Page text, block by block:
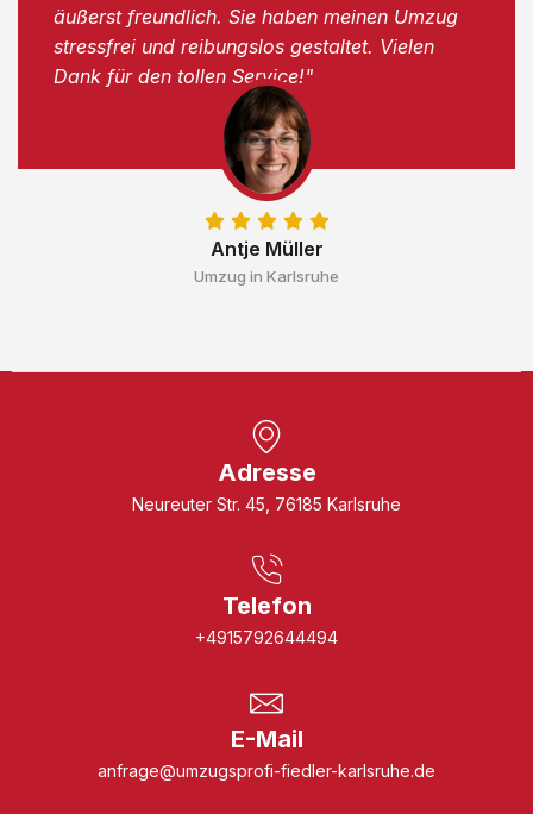
Antje Müller
Umzug in Karlsruhe
äußerst freundlich. Sie haben meinen Umzug
stressfrei und reibungslos gestaltet. Vielen
Dank für den tollen Service!"
Adresse
Neureuter Str. 45, 76185 Karlsruhe
Telefon
+4915792644494
E-Mail
anfrage@umzugsprofi-fiedler-karlsruhe.de